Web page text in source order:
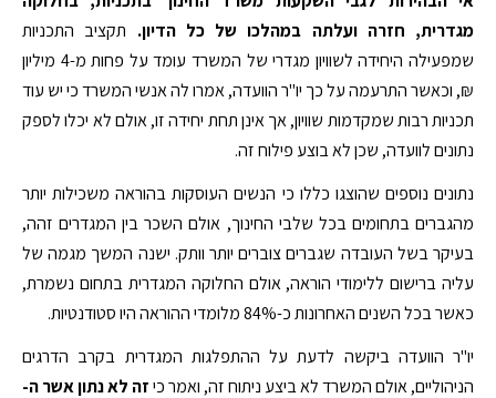
מגדרית, חזרה ועלתה במהלכו של כל הדיון. תקציב התכניות
שמפעילה היחידה לשוויון מגדרי של המשרד עומד על פחות מ-4 מיליון
₪, וכאשר התרעמה על כך יו"ר הוועדה, אמרו לה אנשי המשרד כי יש עוד
תכניות רבות שמקדמות שוויון, אך אינן תחת יחידה זו, אולם לא יכלו לספק
נתונים לוועדה, שכן לא בוצע פילוח זה.
נתונים נוספים שהוצגו כללו כי הנשים העוסקות בהוראה משכילות יותר
מהגברים בתחומים בכל שלבי החינוך, אולם השכר בין המגדרים זהה,
בעיקר בשל העובדה שגברים צוברים יותר וותק. ישנה המשך מגמה של
עליה ברישום ללימודי הוראה, אולם החלוקה המגדרית בתחום נשמרת,
כאשר בכל השנים האחרונות כ-84% מלומדי ההוראה היו סטודנטיות.
יו"ר הוועדה ביקשה לדעת על ההתפלגות המגדרית בקרב הדרגים
הניהוליים, אולם המשרד לא ביצע ניתוח זה, ואמר כיזה לא נתון אשר ה-